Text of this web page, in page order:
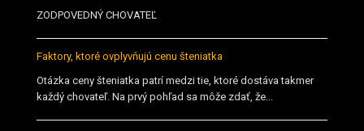
ZODPOVEDNÝ CHOVATEĽ
Faktory, ktoré ovplyvňujú cenu šteniatka
Otázka ceny šteniatka patrí medzi tie, ktoré dostáva takmer
každý chovateľ. Na prvý pohľad sa môže zdať, že...